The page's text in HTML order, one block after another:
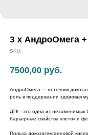
3 х АндроОмега
SKU:
7500,00 руб.
АндроОмега — источник
роль в поддержании здоровья
ДГК - это одна из незаменимых
барьерные свойства клеток и
Польза докозагексаеновой